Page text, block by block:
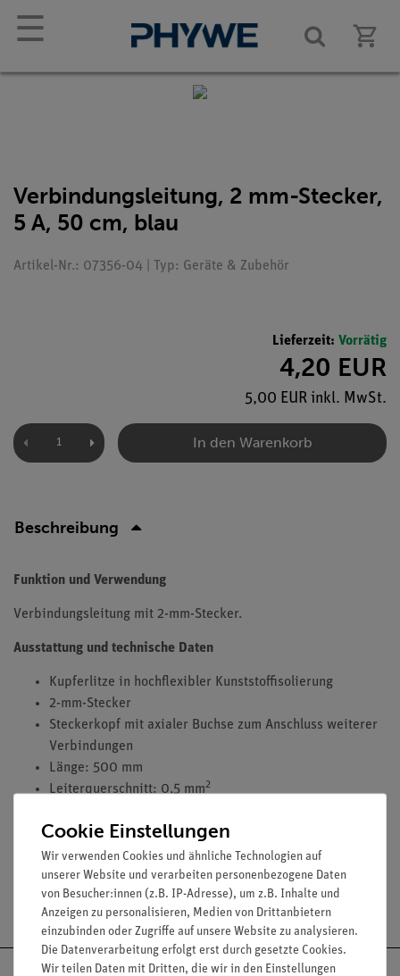
☰
Verbindungsleitung, 2 mm-Stecker,
5 A, 50 cm, blau
Artikel-Nr.: 07356-04 | Typ: Geräte & Zubehör
Lieferzeit: Vorrätig
4,20 EUR
5,00 EUR inkl. MwSt.
In den Warenkorb
Beschreibung
Funktion und Verwendung
Verbindungsleitung mit 2-mm-Stecker.
Ausstattung und technische Daten
Kupferlitze in hochflexibler Kunststoffisolierung
2-mm-Stecker
Steckerkopf mit axialer Buchse zum Anschluss weiterer
Verbindungen
Länge: 500 mm
Leiterquerschnitt: 0,5 mm2
Versandkostenfrei ab 300,- €
Cookie Einstellungen
Wir verwenden Cookies und ähnliche Technologien auf
unserer Website und verarbeiten personenbezogene Daten
von Besucher:innen (z.B. IP-Adresse), um z.B. Inhalte und
Anzeigen zu personalisieren, Medien von Drittanbietern
einzubinden oder Zugriffe auf unsere Website zu analysieren.
Die Datenverarbeitung erfolgt erst durch gesetzte Cookies.
Wir teilen Daten mit Dritten, die wir in den Einstellungen